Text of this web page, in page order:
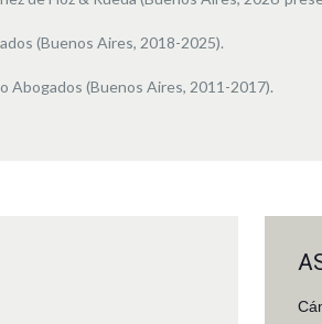
(Buenos Aires, 2018-2025).
Abogados (Buenos Aires, 2011-2017).